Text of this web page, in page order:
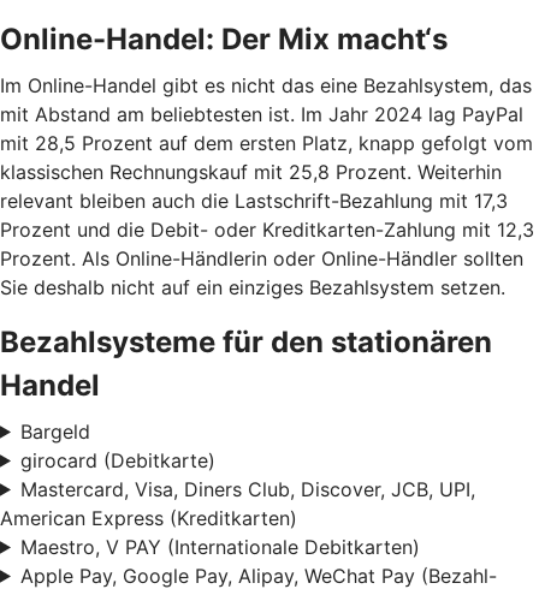
Online-Handel: Der Mix macht‘s
Im Online-Handel gibt es nicht das eine Bezahlsystem, das
mit Abstand am beliebtesten ist. Im Jahr 2024 lag PayPal
mit 28,5 Prozent auf dem ersten Platz, knapp gefolgt vom
klassischen Rechnungskauf mit 25,8 Prozent. Weiterhin
relevant bleiben auch die Lastschrift-Bezahlung mit 17,3
Prozent und die Debit- oder Kreditkarten-Zahlung mit 12,3
Prozent. Als Online-Händlerin oder Online-Händler sollten
Sie deshalb nicht auf ein einziges Bezahlsystem setzen.
Bezahlsysteme für den stationären
Handel
Bargeld
girocard (Debitkarte)
Mastercard, Visa, Diners Club, Discover, JCB, UPI,
American Express (Kreditkarten)
Maestro, V PAY (Internationale Debitkarten)
Apple Pay, Google Pay, Alipay, WeChat Pay (Bezahl-